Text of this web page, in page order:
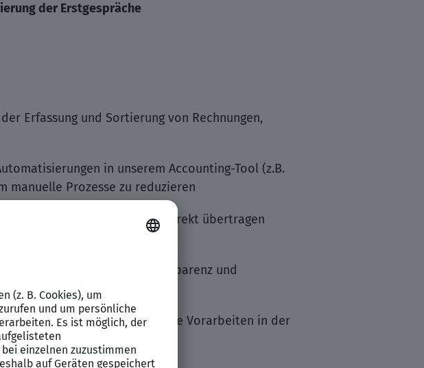
der Erstgespräche
Erfassung und Sortierung von Rechnungen,
in unserem Accounting-Tool (z.B.
manuelle Prozesse zu reduzieren
verschiedenen Tools korrekt übertragen
Automation-Regeln, um Transparenz und
und administrative Vorarbeiten in der